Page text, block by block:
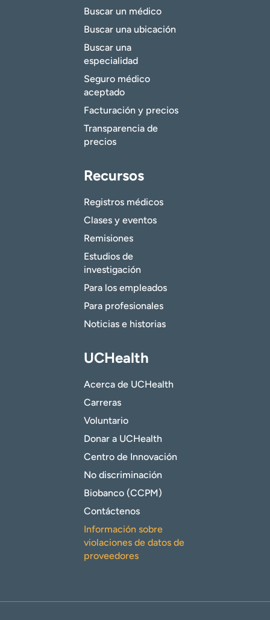
Buscar un médico
Buscar una ubicación
Buscar una
especialidad
Seguro médico
aceptado
Facturación y precios
Transparencia de
precios
Recursos
Registros médicos
Clases y eventos
Remisiones
Estudios de
investigación
Para los empleados
Para profesionales
Noticias e historias
UCHealth
Acerca de UCHealth
Carreras
Voluntario
Donar a UCHealth
Centro de Innovación
No discriminación
Biobanco (CCPM)
Contáctenos
Información sobre
violaciones de datos de
proveedores